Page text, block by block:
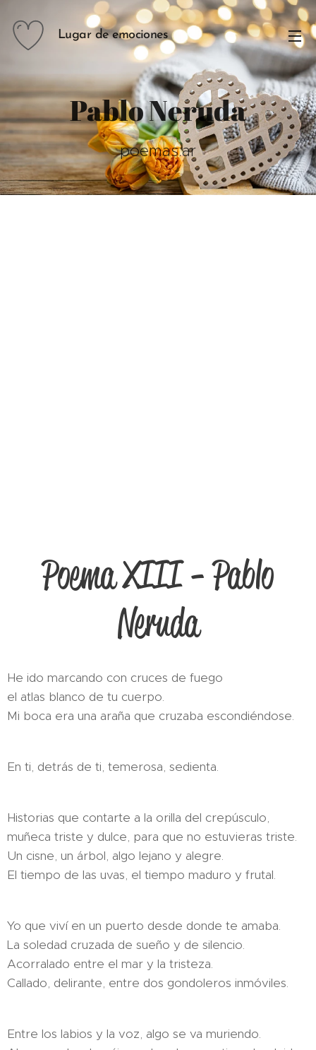
Lugar de emociones
Pablo Neruda
poemas.ar
Poema XIII - Pablo
Neruda
He ido marcando con cruces de fuego
el atlas blanco de tu cuerpo.
Mi boca era una araña que cruzaba escondiéndose.
En ti, detrás de ti, temerosa, sedienta.
Historias que contarte a la orilla del crepúsculo,
muñeca triste y dulce, para que no estuvieras triste.
Un cisne, un árbol, algo lejano y alegre.
El tiempo de las uvas, el tiempo maduro y frutal.
Yo que viví en un puerto desde donde te amaba.
La soledad cruzada de sueño y de silencio.
Acorralado entre el mar y la tristeza.
Callado, delirante, entre dos gondoleros inmóviles.
Entre los labios y la voz, algo se va muriendo.